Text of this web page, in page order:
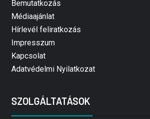
Bemutatkozás
Médiaajánlat
Hírlevél feliratkozás
Impresszum
Kapcsolat
Adatvédelmi Nyilatkozat
SZOLGÁLTATÁSOK